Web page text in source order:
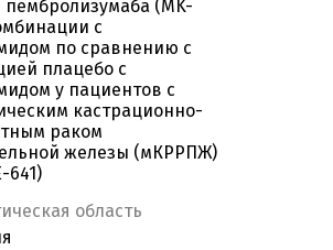
пембролизумаба (MK-
с
по сравнению с
плацебо с
у пациентов с
кастрационно-
раком
железы (мКРРПЖ)
641)
область